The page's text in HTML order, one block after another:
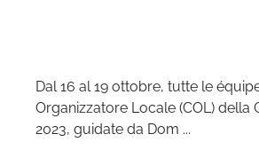
Dal 16 al 19 ottobre, tutte le
Organizzatore Locale (COL) della
2023, guidate da Dom ...